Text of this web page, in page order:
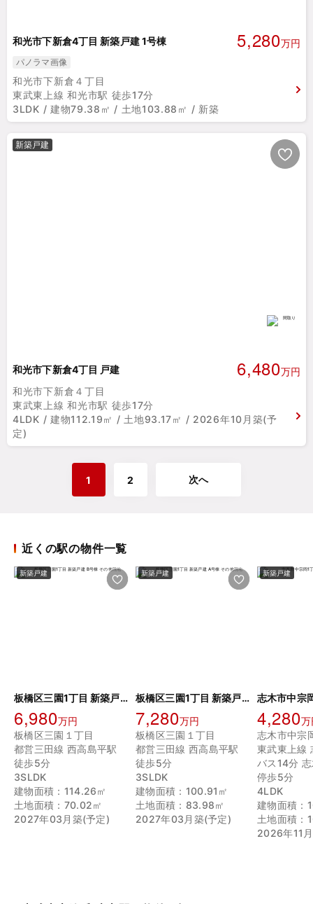
和光市下新倉4丁目 新築戸建 1号棟 5,280万円
パノラマ画像
和光市下新倉４丁目
東武東上線 和光市駅 徒歩17分
3LDK / 建物79.38㎡ / 土地103.88㎡ / 新築
新築戸建
和光市下新倉4丁目 戸建 6,480万円
和光市下新倉４丁目
東武東上線 和光市駅 徒歩17分
4LDK / 建物112.19㎡ / 土地93.17㎡ / 2026年10月築(予
定)
1 2 次へ
近くの駅の物件一覧
新築戸建
板橋区三園1丁目 新築戸建 B号棟
6,980万円
板橋区三園１丁目
都営三田線 西高島平駅
徒歩5分
3SLDK
建物面積：114.26㎡
土地面積：70.02㎡
2027年03月築(予定)
新築戸建
板橋区三園1丁目 新築戸建 A号棟
7,280万円
板橋区三園１丁目
都営三田線 西高島平駅
徒歩5分
3SLDK
建物面積：100.91㎡
土地面積：83.98㎡
2027年03月築(予定)
新築戸建
4,280万
志木市中宗
東武東上線
バス14分
停歩5分
4LDK
建物面積：
土地面積：
2026年11